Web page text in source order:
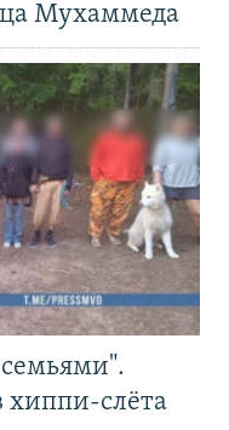
Мухаммеда
хиппи-слёта